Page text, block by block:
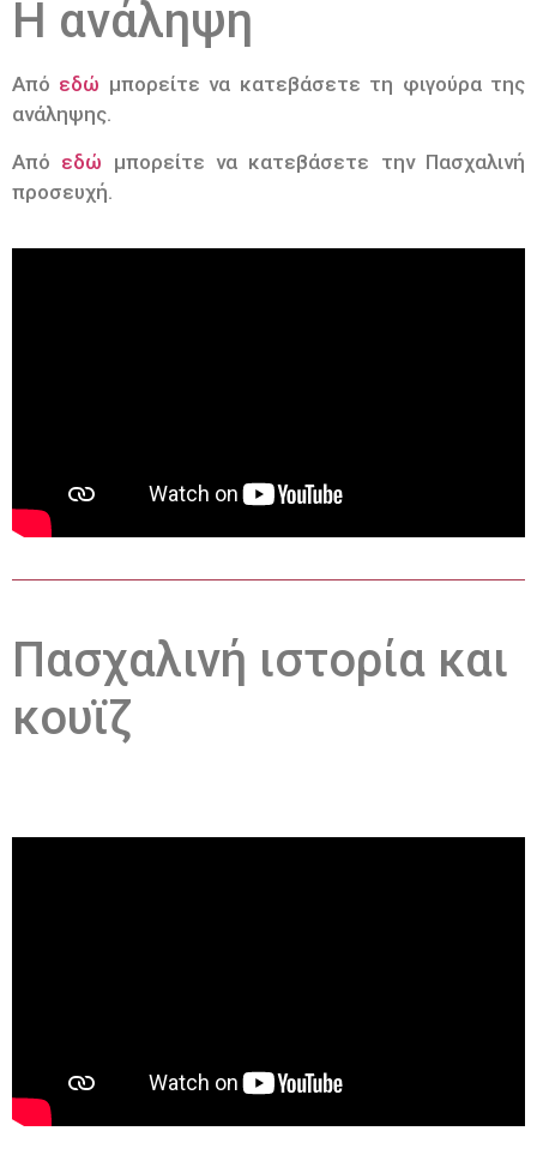
Η ανάληψη
Από εδώ μπορείτε να κατεβάσετε τη φιγούρα της
ανάληψης.
Από εδώ μπορείτε να κατεβάσετε την Πασχαλινή
προσευχή.
Πασχαλινή ιστορία και
κουϊζ